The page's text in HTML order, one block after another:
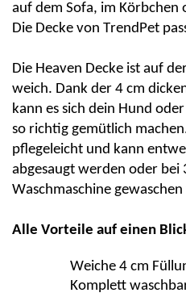
auf dem Sofa, im
Die Decke von TrendPet
Die Heaven Decke ist auf
weich. Dank der 4 cm
kann es sich dein Hund
so richtig gemütlich
pflegeleicht und kann
abgesaugt werden oder bei
Waschmaschine
Alle Vorteile auf einen
Weiche 4 cm
Komplett